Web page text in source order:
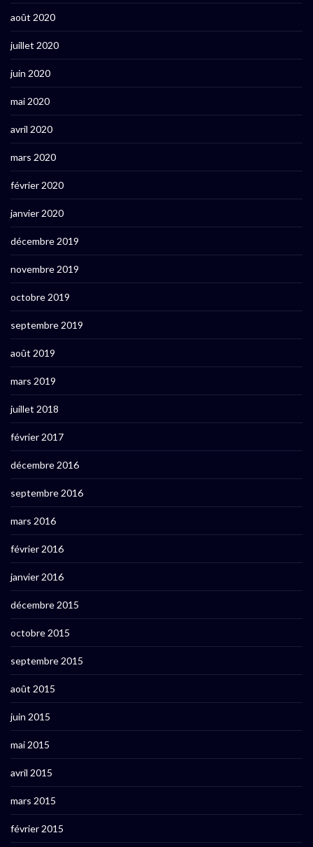
août 2020
juillet 2020
juin 2020
mai 2020
avril 2020
mars 2020
février 2020
janvier 2020
décembre 2019
novembre 2019
octobre 2019
septembre 2019
août 2019
mars 2019
juillet 2018
février 2017
décembre 2016
septembre 2016
mars 2016
février 2016
janvier 2016
décembre 2015
octobre 2015
septembre 2015
août 2015
juin 2015
mai 2015
avril 2015
mars 2015
février 2015